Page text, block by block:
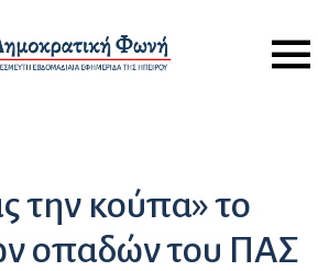
Menu
την κούπα» το
οπαδών του ΠΑΣ